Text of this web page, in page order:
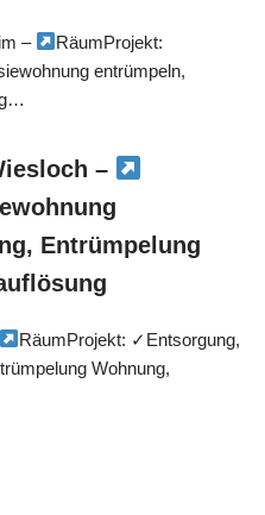
–
RäumProjekt:
entrümpeln,
–
Entrümpelung
RäumProjekt: ✓Entsorgung,
Wohnung,